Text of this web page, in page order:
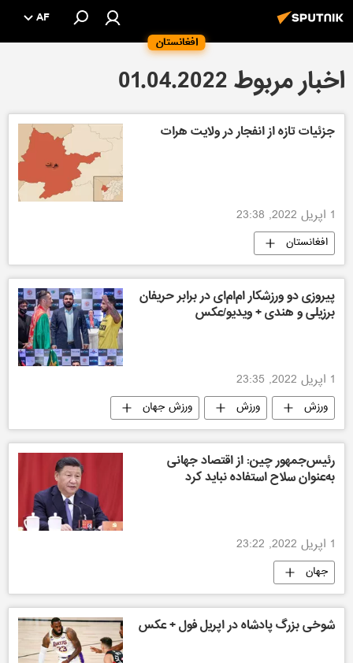
افغانستان
AF
اخبار مربوط 01.04.2022
جزئیات تازه از انفجار در ولایت هرات
1 اپریل 2022, 23:38
افغانستان
پیروزی دو ورزشکار ام‌ام‌ای در برابر حریفان
برزیلی و هندی + ویدیو/عکس
1 اپریل 2022, 23:35
ورزش ورزش
ورزش جهان
ورزش افغانستان
رئیس‌جمهور چین: از اقتصاد جهانی
به‌عنوان سلاح استفاده نباید کرد
1 اپریل 2022, 23:22
جهان
شوخی بزرگ پادشاه در اپریل فول + عکس